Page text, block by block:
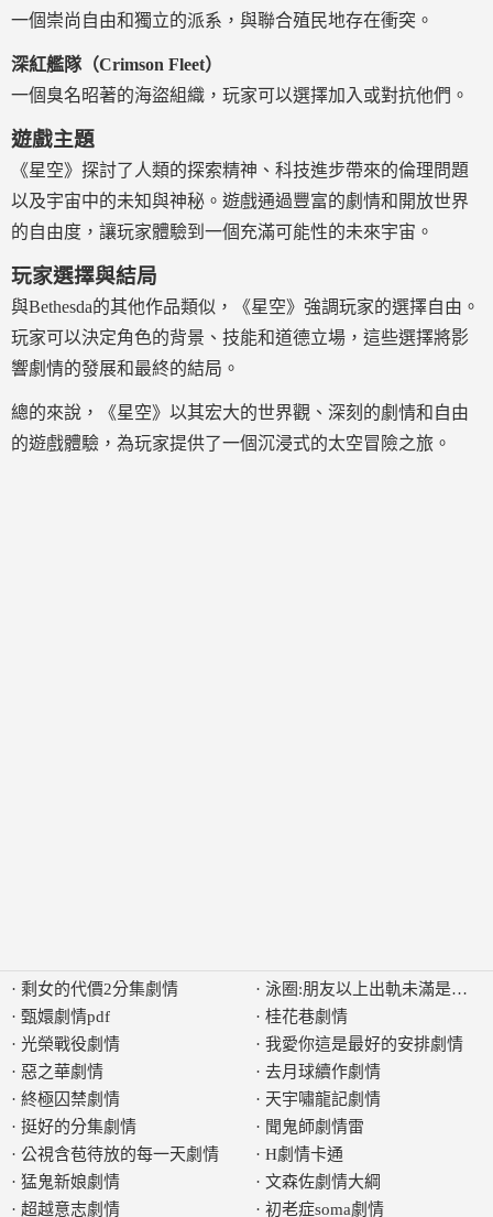
一個崇尚自由和獨立的派系，與聯合殖民地存在衝突。
深紅艦隊（Crimson Fleet）
一個臭名昭著的海盜組織，玩家可以選擇加入或對抗他們。
遊戲主題
《星空》探討了人類的探索精神、科技進步帶來的倫理問題
以及宇宙中的未知與神秘。遊戲通過豐富的劇情和開放世界
的自由度，讓玩家體驗到一個充滿可能性的未來宇宙。
玩家選擇與結局
與Bethesda的其他作品類似，《星空》強調玩家的選擇自由。
玩家可以決定角色的背景、技能和道德立場，這些選擇將影
響劇情的發展和最終的結局。
總的來說，《星空》以其宏大的世界觀、深刻的劇情和自由
的遊戲體驗，為玩家提供了一個沉浸式的太空冒險之旅。
· 剩女的代價2分集劇情
· 甄嬛劇情pdf
· 光榮戰役劇情
· 惡之華劇情
· 終極囚禁劇情
· 挺好的分集劇情
· 公視含苞待放的每一天劇情
· 猛鬼新娘劇情
· 超越意志劇情
· 泳圈:朋友以上出軌未滿是什麼
· 桂花巷劇情
· 我愛你這是最好的安排劇情
· 去月球續作劇情
· 天宇嘯龍記劇情
· 聞鬼師劇情雷
· H劇情卡通
· 文森佐劇情大綱
· 初老症soma劇情